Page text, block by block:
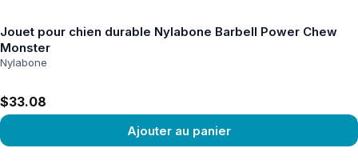
Jouet pour chien durable Nylabone Barbell Power Chew
Monster
Nylabone
$33.08
Ajouter au panier